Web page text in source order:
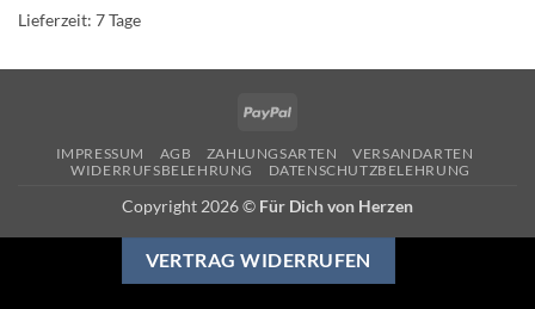
Lieferzeit: 7 Tage
PayPal
IMPRESSUM AGB ZAHLUNGSARTEN
VERSANDARTEN
WIDERRUFSBELEHRUNG
DATENSCHUTZBELEHRUNG
Copyright 2026 © Für Dich von Herzen
VERTRAG WIDERRUFEN